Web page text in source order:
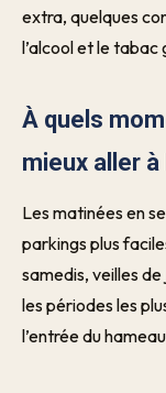
extra, quelques
l’alcool et le
À quels
mieux aller à
Les matinées en
parkings plus
samedis, veilles
les périodes les
l’entrée du